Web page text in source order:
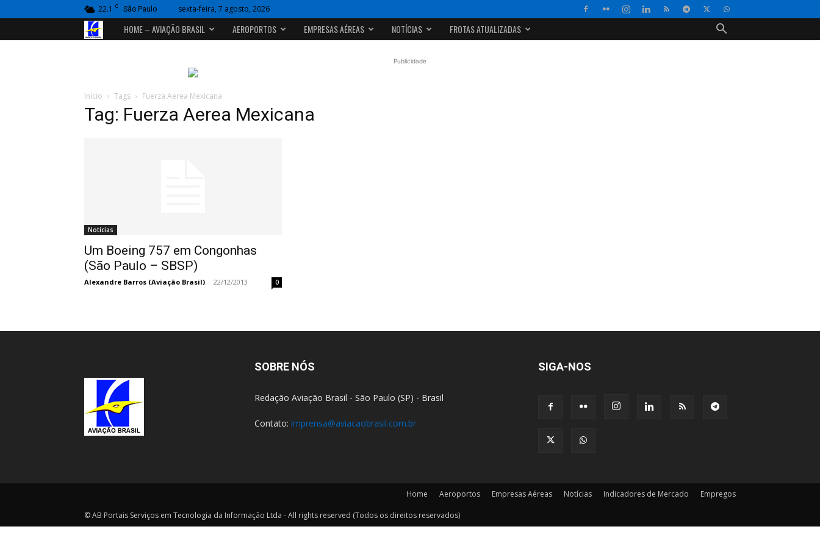
22.1 C São Paulo sexta-feira, 7 agosto, 2026
Portal
HOME – AVIAÇÃO BRASIL AEROPORTOS EMPRESAS AÉREAS NOTÍCIAS FROTAS ATUALIZADAS
Publicidade
Início Tags Fuerza Aerea Mexicana
Tag: Fuerza Aerea Mexicana
Notícias
Um Boeing 757 em Congonhas
(São Paulo – SBSP)
Alexandre Barros (Aviação Brasil) - 22/12/2013 0
SOBRE NÓS
Redação Aviação Brasil - São Paulo (SP) - Brasil
Contato: imprensa@aviacaobrasil.com.br
SIGA-NOS
Home Aeroportos Empresas Aéreas Notícias Indicadores de Mercado Empregos
© AB Portais Serviços em Tecnologia da Informação Ltda - All rights reserved (Todos os direitos reservados)